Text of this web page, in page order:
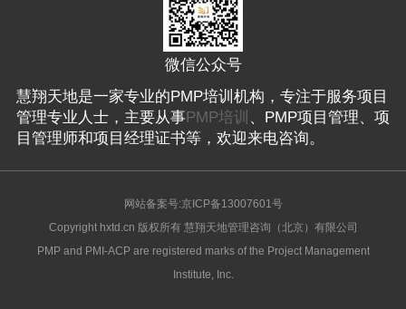
微信公众号
慧翔天地是一家专业的PMP培训机构，专注于服务项目
管理专业人士，主要从事PMP培训 、PMP项目管理、项
目管理师和项目经理证书等，欢迎来电咨询。
网站备案号:京ICP备13007601号
Copyright hxtd.cn 版权所有 慧翔天地管理咨询（北京）有限公司
PMP and PMI-ACP are registered marks of the Project Management
Institute, Inc.